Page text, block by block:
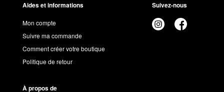
Aides et informations
Mon compte
Suivre ma commande
Comment créer votre boutique
Politique de retour
Suivez-nous
À propos de